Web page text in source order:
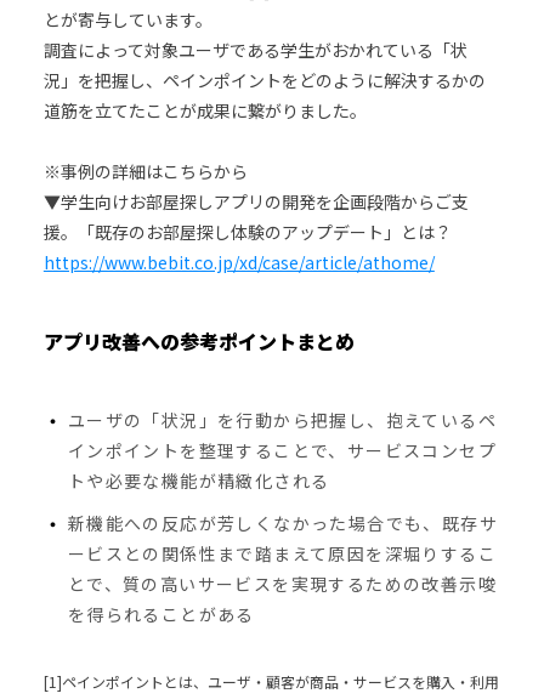
とが寄与しています。
調査によって対象ユーザである学生がおかれている「状
況」を把握し、ペインポイントをどのように解決するかの
道筋を立てたことが成果に繋がりました。
※事例の詳細はこちらから
▼学生向けお部屋探しアプリの開発を企画段階からご支
援。「既存のお部屋探し体験のアップデート」とは？
https://www.bebit.co.jp/xd/case/article/athome/
アプリ改善への参考ポイントまとめ
ユーザの「状況」を行動から把握し、抱えているペ
インポイントを整理することで、サービスコンセプ
トや必要な機能が精緻化される
新機能への反応が芳しくなかった場合でも、既存サ
ービスとの関係性まで踏まえて原因を深堀りするこ
とで、質の高いサービスを実現するための改善示唆
を得られることがある
[1]ペインポイントとは、ユーザ・顧客が商品・サービスを購入・利用